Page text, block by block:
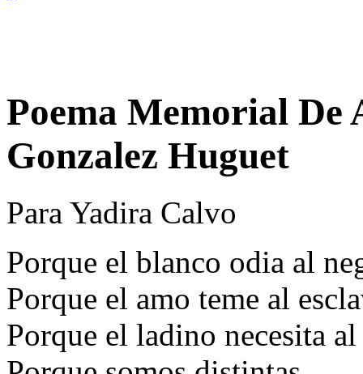
Poema Memorial De
Gonzalez Huguet
Para Yadira Calvo
Porque el blanco odia al
Porque el amo teme al
Porque el ladino necesita